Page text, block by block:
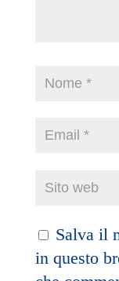
Salva il
in questo